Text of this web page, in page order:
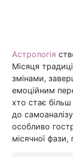
Головна
Економіка
Спорт
Астрологія
Місяця
змінами,
емоційним
хто стає
до
особливо
місячної